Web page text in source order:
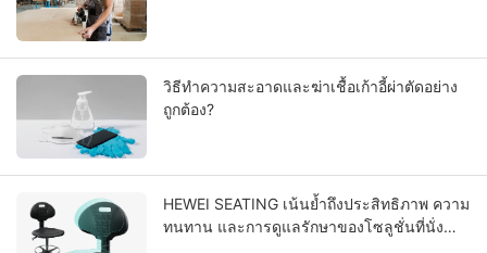
วิธีทำความสะอาดและฆ่าเชื้อเก้าอี้ผ่าตัดอย่าง
ถูกต้อง?
HEWEI SEATING เน้นย้ำถึงประสิทธิภาพ ความ
ทนทาน และการดูแลรักษาของโซลูชั่นที่นั่ง